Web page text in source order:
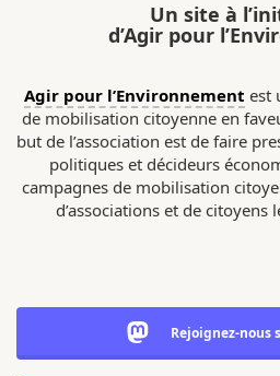
Un site à
d’Agir pour
Agir pour l’Environnement est
de mobilisation citoyenne en
but de l’association est de faire
politiques et décideurs
campagnes de mobilisation
d’associations et de citoyens
Rejoignez-nous